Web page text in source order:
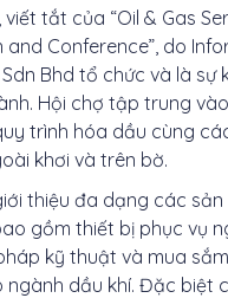
viết tắt của “Oil & Gas
and Conference”, do
Bhd tổ chức và là sự
Hội chợ tập trung
trình hóa dầu cùng
khơi và trên bờ.
thiệu đa dạng các
gồm thiết bị phục vụ
kỹ thuật và mua
ngành dầu khí. Đặc biệt